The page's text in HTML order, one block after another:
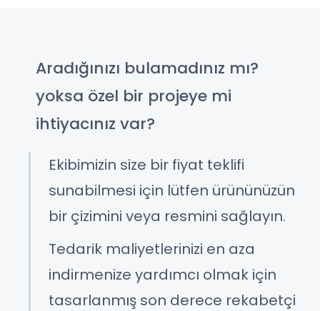
Aradığınızı bulamadınız mı?
yoksa özel bir projeye mi
ihtiyacınız var?
Ekibimizin size bir fiyat teklifi
sunabilmesi için lütfen ürününüzün
bir çizimini veya resmini sağlayın.
Tedarik maliyetlerinizi en aza
indirmenize yardımcı olmak için
tasarlanmış son derece rekabetçi